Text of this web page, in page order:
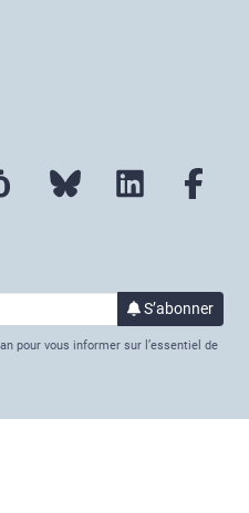
Mobilizon Bluesky LinkedIn
S’abonnerà la
pour vous informer sur l’essentiel de